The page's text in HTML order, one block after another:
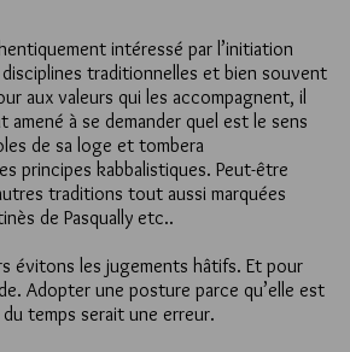
intéressé par l’initiation
traditionnelles et bien souvent
aux valeurs qui les accompagnent, il
amené à se demander quel est le sens
de sa loge et tombera
principes kabbalistiques. Peut-être
traditions tout aussi marquées
de Pasqually etc..
évitons les jugements hâtifs. Et pour
Adopter une posture parce qu’elle est
temps serait une erreur.